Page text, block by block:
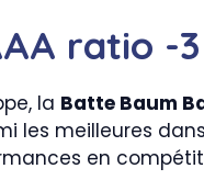
ratio -3
la Batte Baum
les meilleures
en